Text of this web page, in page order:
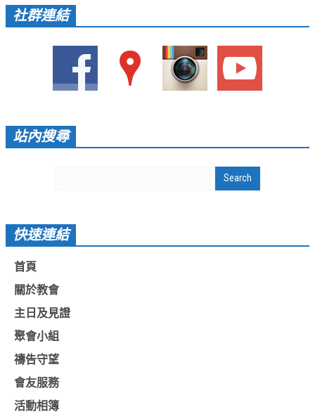
社區愛加倍
愛加倍活動相簿
課後陪讀班資訊
網站連結
讚美之泉 YOUTUBE 頻道
信望愛全球資訊網
蒲公英希望基金會
好消息衛星電視台
基督教今日報
基督教論壇報
社群連結
站內搜尋
快速連結
首頁
關於教會
主日及見證
聚會小組
禱告守望
會友服務
活動相簿